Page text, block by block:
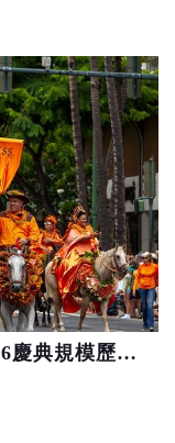
夏威夷三大文化節慶迎周年 2026慶典規模歷年之最 精選十大必訪年度盛事